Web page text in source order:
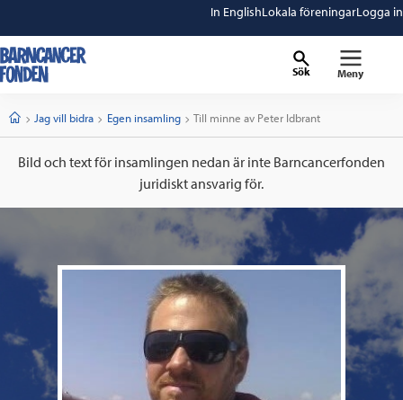
In EnglishLokala föreningarLogga in
Sök Meny
StartJag vill bidra Egen insamling Current:
Till minne av Peter Idbrant
Bild och text för insamlingen nedan är inte Barncancerfonden
juridiskt ansvarig för.